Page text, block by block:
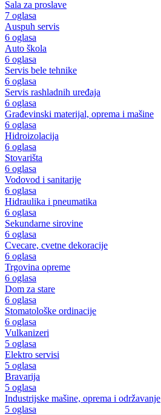
Sala za proslave
7 oglasa
Auspuh servis
6 oglasa
Auto škola
6 oglasa
Servis bele tehnike
6 oglasa
Servis rashladnih uređaja
6 oglasa
Građevinski materijal, oprema i mašine
6 oglasa
Hidroizolacija
6 oglasa
Stovarišta
6 oglasa
Vodovod i sanitarije
6 oglasa
Hidraulika i pneumatika
6 oglasa
Sekundarne sirovine
6 oglasa
Cvecare, cvetne dekoracije
6 oglasa
Trgovina opreme
6 oglasa
Dom za stare
6 oglasa
Stomatološke ordinacije
6 oglasa
Vulkanizeri
5 oglasa
Elektro servisi
5 oglasa
Bravarija
5 oglasa
Industrijske mašine, oprema i održavanje
5 oglasa